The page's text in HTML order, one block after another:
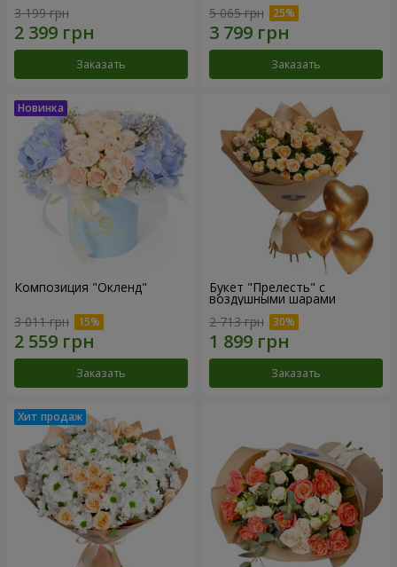
3 199 грн
Заказать
5 065 грн
Заказать
Композиция "Окленд"
3 011 грн
Заказать
Букет "Прелесть" с
воздушными шарами
2 713 грн
Заказать